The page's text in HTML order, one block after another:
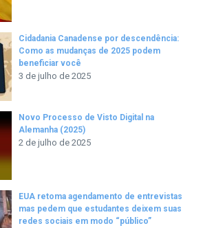
Cidadania Canadense por descendência:
Como as mudanças de 2025 podem
beneficiar você
3 de julho de 2025
Novo Processo de Visto Digital na
Alemanha (2025)
2 de julho de 2025
EUA retoma agendamento de entrevistas
mas pedem que estudantes deixem suas
redes sociais em modo “público”